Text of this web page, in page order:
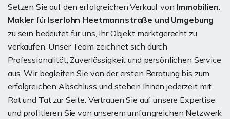
Setzen Sie auf den erfolgreichen Verkauf von Immobilien.
Makler fürIserlohn Heetmannstraße und Umgebung
zu sein bedeutet für uns, Ihr Objekt marktgerecht zu
verkaufen. Unser Team zeichnet sich durch
Professionalität, Zuverlässigkeit und persönlichen Service
aus. Wir begleiten Sie von der ersten Beratung bis zum
erfolgreichen Abschluss und stehen Ihnen jederzeit mit
Rat und Tat zur Seite. Vertrauen Sie auf unsere Expertise
und profitieren Sie von unserem umfangreichen Netzwerk